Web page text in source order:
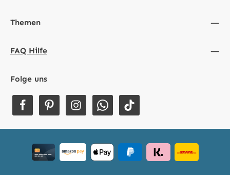
Themen
FAQ Hilfe
Folge uns